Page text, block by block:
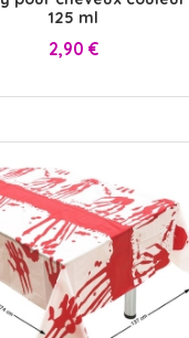
125 ml
Prix
2,90 €